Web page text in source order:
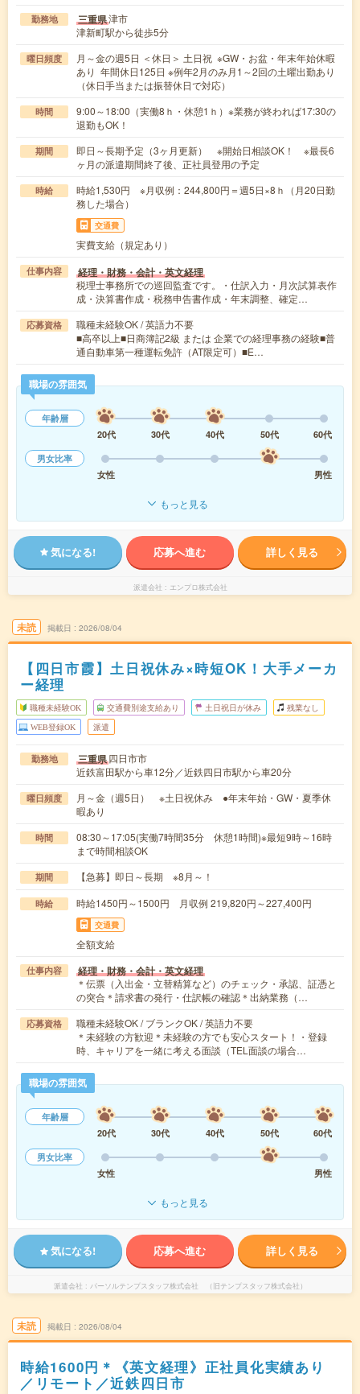
勤務地 三重県津市
津新町駅から徒歩5分
曜日頻度
月～金の週5日 ＜休日＞ 土日祝 ※GW・お盆・年末年始休暇
あり 年間休日125日 ※例年2月のみ月1～2回の土曜出勤あり
（休日手当または振替休日で対応）
時間
9:00～18:00（実働8ｈ・休憩1ｈ）※業務が終われば17:30の
退勤もOK！
期間
即日～長期予定（3ヶ月更新） ※開始日相談OK！ ※最長6
ヶ月の派遣期間終了後、正社員登用の予定
時給
時給1,530円 ※月収例：244,800円＝週5日×8ｈ（月20日勤
務した場合）
交通費
実費支給（規定あり）
仕事内容 経理・財務・会計・英文経理
税理士事務所での巡回監査です。・仕訳入力・月次試算表作
成・決算書作成・税務申告書作成・年末調整、確定…
応募資格
職種未経験OK / 英語力不要
■高卒以上■日商簿記2級 または 企業での経理事務の経験■普
通自動車第一種運転免許（AT限定可）■E…
職場の雰囲気
年齢層
20代
30代 40代 50代
60代
男女比率
女性
男性
もっと見る
気になる! 応募へ進む 詳しく見る
派遣会社 エンプロ株式会社
未読 掲載日 2026/08/04
【四日市霞】土日祝休み×時短OK！大手メーカ
ー経理
職種未経験OK 交通費別途支給あり 土日祝日が休み 残業なし
WEB登録OK 派遣
勤務地 三重県四日市市
近鉄富田駅から車12分／近鉄四日市駅から車20分
曜日頻度
月～金（週5日） ※土日祝休み ●年末年始・GW・夏季休
暇あり
時間
08:30～17:05(実働7時間35分 休憩1時間)※最短9時～16時
まで時間相談OK
期間 【急募】即日～長期 ※8月～！
時給 時給1450円～1500円 月収例 219,820円～227,400円
交通費
全額支給
仕事内容 経理・財務・会計・英文経理
＊伝票（入出金・立替精算など）のチェック・承認、証憑と
の突合＊請求書の発行・仕訳帳の確認＊出納業務（…
応募資格
職種未経験OK / ブランクOK / 英語力不要
＊未経験の方歓迎＊未経験の方でも安心スタート！・登録
時、キャリアを一緒に考える面談（TEL面談の場合…
職場の雰囲気
年齢層
20代
30代 40代 50代
60代
男女比率
女性
男性
もっと見る
気になる! 応募へ進む 詳しく見る
派遣会社 パーソルテンプスタッフ株式会社 （旧テンプスタッフ株式会社）
未読 掲載日 2026/08/04
時給1600円＊《英文経理》正社員化実績あり
／リモート／近鉄四日市